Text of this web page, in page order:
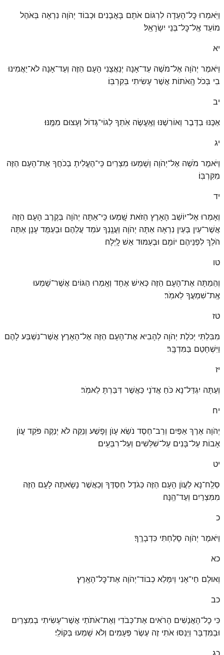
וַיֹּֽאמְרוּ כׇּל־הָעֵדָה לִרְגּוֹם אֹתָם בָּאֲבָנִים וּכְבוֹד יְהֹוָה נִרְאָה בְּאֹהֶל
מוֹעֵד אֶֽל־כׇּל־בְּנֵי יִשְׂרָאֵֽל׃
יא
וַיֹּאמֶר יְהֹוָה אֶל־מֹשֶׁה עַד־אָנָה יְנַאֲצֻנִי הָעָם הַזֶּה וְעַד־אָנָה לֹא־יַאֲמִינוּ
בִי בְּכֹל הָֽאֹתוֹת אֲשֶׁר עָשִׂיתִי בְּקִרְבּֽוֹ׃
יב
אַכֶּנּוּ בַדֶּבֶר וְאוֹרִשֶׁנּוּ וְאֶֽעֱשֶׂה אֹֽתְךָ לְגוֹי־גָּדוֹל וְעָצוּם מִמֶּֽנּוּ׃
יג
וַיֹּאמֶר מֹשֶׁה אֶל־יְהֹוָה וְשָׁמְעוּ מִצְרַיִם כִּֽי־הֶעֱלִיתָ בְכֹחֲךָ אֶת־הָעָם הַזֶּה
מִקִּרְבּֽוֹ׃
יד
וְאָמְרוּ אֶל־יוֹשֵׁב הָאָרֶץ הַזֹּאת שָֽׁמְעוּ כִּֽי־אַתָּה יְהֹוָה בְּקֶרֶב הָעָם הַזֶּה
אֲשֶׁר־עַיִן בְּעַיִן נִרְאָה אַתָּה יְהֹוָה וַעֲנָֽנְךָ עֹמֵד עֲלֵהֶם וּבְעַמֻּד עָנָן אַתָּה
הֹלֵךְ לִפְנֵיהֶם יוֹמָם וּבְעַמּוּד אֵשׁ לָֽיְלָה׃
טו
וְהֵמַתָּה אֶת־הָעָם הַזֶּה כְּאִישׁ אֶחָד וְאָֽמְרוּ הַגּוֹיִם אֲשֶׁר־שָׁמְעוּ
אֶֽת־שִׁמְעֲךָ לֵאמֹֽר׃
טז
מִבִּלְתִּי יְכֹלֶת יְהֹוָה לְהָבִיא אֶת־הָעָם הַזֶּה אֶל־הָאָרֶץ אֲשֶׁר־נִשְׁבַּע לָהֶם
וַיִּשְׁחָטֵם בַּמִּדְבָּֽר׃
יז
וְעַתָּה יִגְדַּל־נָא כֹּחַ אֲדֹנָי כַּאֲשֶׁר דִּבַּרְתָּ לֵאמֹֽר׃
יח
יְהֹוָה אֶרֶךְ אַפַּיִם וְרַב־חֶסֶד נֹשֵׂא עָוֺן וָפָשַׁע וְנַקֵּה לֹא יְנַקֶּה פֹּקֵד עֲוֺן
אָבוֹת עַל־בָּנִים עַל־שִׁלֵּשִׁים וְעַל־רִבֵּעִֽים׃
יט
סְלַֽח־נָא לַעֲוֺן הָעָם הַזֶּה כְּגֹדֶל חַסְדֶּךָ וְכַאֲשֶׁר נָשָׂאתָה לָעָם הַזֶּה
מִמִּצְרַיִם וְעַד־הֵֽנָּה׃
כ
וַיֹּאמֶר יְהֹוָה סָלַחְתִּי כִּדְבָרֶֽךָ׃
כא
וְאוּלָם חַי־אָנִי וְיִמָּלֵא כְבוֹד־יְהֹוָה אֶת־כׇּל־הָאָֽרֶץ׃
כב
כִּי כׇל־הָאֲנָשִׁים הָרֹאִים אֶת־כְּבֹדִי וְאֶת־אֹתֹתַי אֲשֶׁר־עָשִׂיתִי בְמִצְרַיִם
וּבַמִּדְבָּר וַיְנַסּוּ אֹתִי זֶה עֶשֶׂר פְּעָמִים וְלֹא שָׁמְעוּ בְּקוֹלִֽי׃
כג